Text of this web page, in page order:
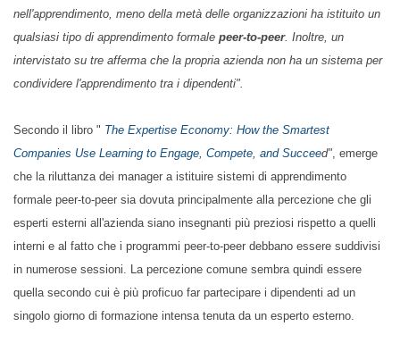
utilizzati nell'apprendimento, meno della metà delle organizzazioni ha
istituito un qualsiasi tipo di apprendimento formalepeer-to-peer
un intervistato su tre afferma che la propria azienda non ha un sistema
per condividere l'apprendimento tra i dipendenti".
Secondo il libro " The Expertise Economy:How the Smartest Companies
Use Learning to Engage, Compete, and Succeed" , emerge che la
riluttanza dei manager a istituire sistemi di apprendimento formale
peer-to-peer sia dovuta principalmente alla percezione che gli esperti
esterni all'azienda siano insegnanti più preziosi rispetto a quelli interni
e al fatto che i programmi peer-to-peer debbano essere suddivisi in
numerose sessioni. La percezione comune sembra quindi essere
quella secondo cui è più proficuo far partecipare i dipendenti ad un
singolo giorno di formazione intensa tenuta da un esperto esterno.